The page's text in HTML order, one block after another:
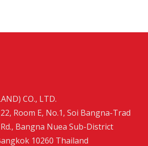
CO., LTD.
Room E, No.1, Soi Bangna-Trad
Bangna Nuea Sub-District
10260 Thailand